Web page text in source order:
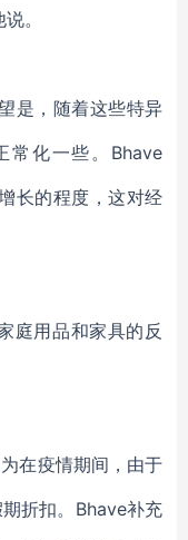
。
是，随着这些特异
常化一些。Bhave
长的程度，这对经
庭用品和家具的反
在疫情期间，由于
折扣。 Bhave补充